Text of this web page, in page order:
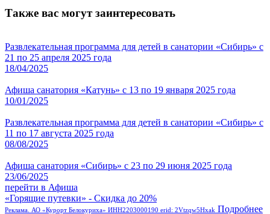
Также вас могут заинтересовать
Развлекательная программа для детей в санатории «Сибирь» с
21 по 25 апреля 2025 года
18/04/2025
Афиша санатория «Катунь» с 13 по 19 января 2025 года
10/01/2025
Развлекательная программа для детей в санатории «Сибирь» с
11 по 17 августа 2025 года
08/08/2025
Афиша санатория «Сибирь» с 23 по 29 июня 2025 года
23/06/2025
перейти в Афиша
«Горящие путевки» - Скидка до 20%
Реклама. АО «Курорт Белокуриха» ИНН2203000190 erid: 2Vtzqw5Hxak Подробнее